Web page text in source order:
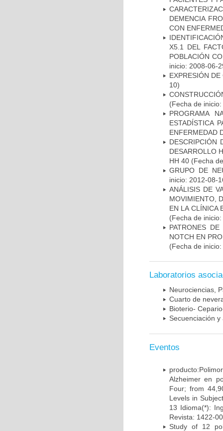
DEMENCIA
CON
X5.1 DEL
POBLACIÓN
inicio: 2008-06-
EXPRESIÓN
10)
(Fecha de
PROGRAMA
ESTADÍSTICA
ENFERMEDAD
DESCRIPCIÓN
DESARROLLO
HH 40 (Fecha
GRUPO DE
inicio: 2012-08-
ANÁLISIS DE
MOVIMIENTO,
EN LA CLÍNICA
(Fecha de
PATRONES
NOTCH EN
(Fecha de
Laboratorios
Neurociencias,
Cuarto de
Bioterio-
Secuenciación
Eventos
Alzheimer en
Four; from
Levels in
13 Idioma(*):
Revista: 1422-
Study of 12